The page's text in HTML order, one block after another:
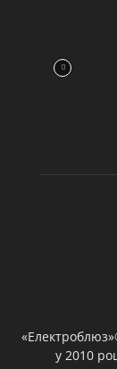
у 2010